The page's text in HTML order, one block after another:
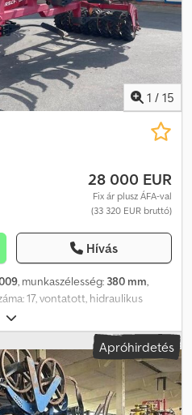
1 / 15
28 000 EUR
Fix ár plusz ÁFA-val
(33 320 EUR bruttó)
Hívás
, munkaszélesség: 380 mm,
17, vontatott, hidraulikus
/ -kerék_____ Gumi hengerező,
vonóerőigény: 146 kW, alsó
súly: 5 380 kg, tárolási
Sepfx Aa Deck
Apróhirdetés